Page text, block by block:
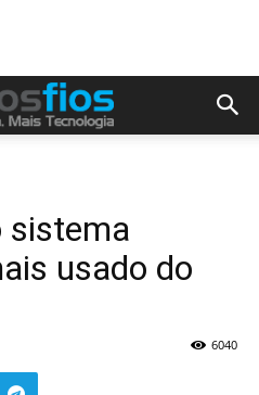
sistema
usado do
6040